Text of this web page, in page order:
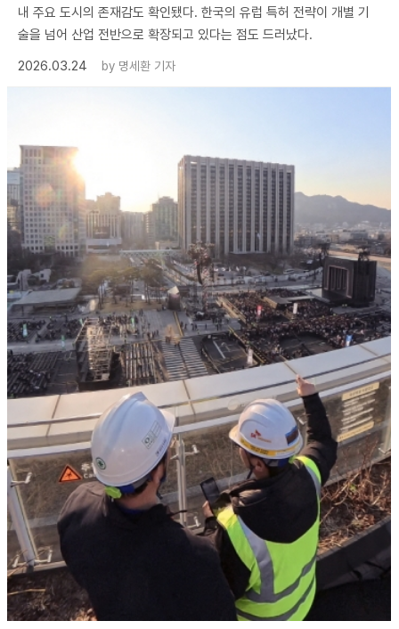
내 주요 도시의 존재감도 확인됐다. 한국의 유럽 특허 전략이 개별 기
술을 넘어 산업 전반으로 확장되고 있다는 점도 드러났다.
2026.03.24
by 명세환 기자